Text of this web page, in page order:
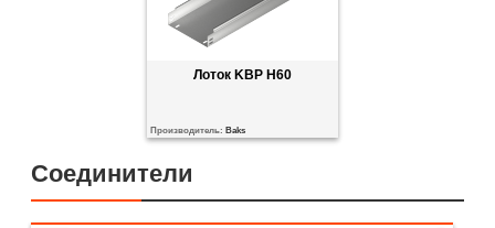
Лоток KBP H60
Производитель: Baks
Соединители